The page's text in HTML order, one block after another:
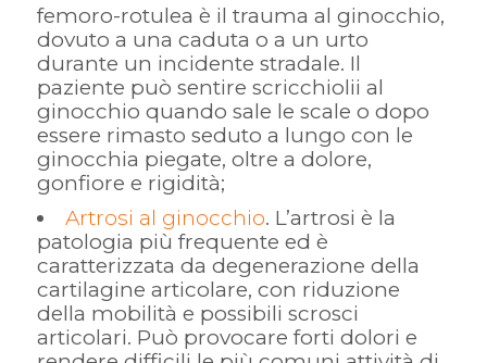
femoro-rotulea è il trauma al ginocchio,
dovuto a una caduta o a un urto
durante un incidente stradale. Il
paziente può sentire scricchiolii al
ginocchio quando sale le scale o dopo
essere rimasto seduto a lungo con le
ginocchia piegate, oltre a dolore,
gonfiore e rigidità;
Artrosi al ginocchio. L’artrosi è la
patologia più frequente ed è
caratterizzata da degenerazione della
cartilagine articolare, con riduzione
della mobilità e possibili scrosci
articolari. Può provocare forti dolori e